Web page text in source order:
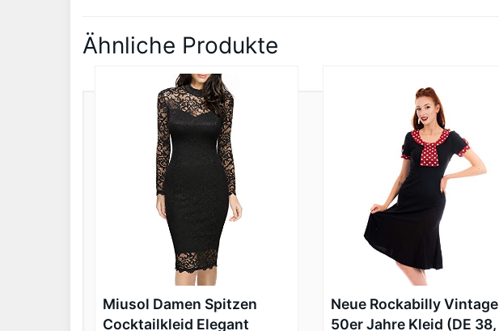
Ähnliche Produkte
Miusol Damen Spitzen
Cocktailkleid Elegant
Neue Rockabilly Vintage
50er Jahre Kleid (DE 38,